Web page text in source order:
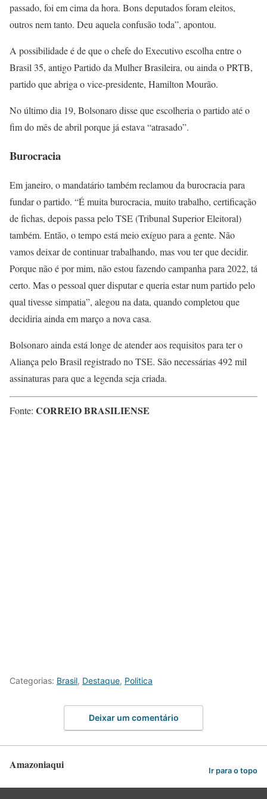
passado, foi em cima da hora. Bons deputados foram eleitos,
outros nem tanto. Deu aquela confusão toda”, apontou.
A possibilidade é de que o chefe do Executivo escolha entre o
Brasil 35, antigo Partido da Mulher Brasileira, ou ainda o PRTB,
partido que abriga o vice-presidente, Hamilton Mourão.
No último dia 19, Bolsonaro disse que escolheria o partido até o
fim do mês de abril porque já estava “atrasado”.
Burocracia
Em janeiro, o mandatário também reclamou da burocracia para
fundar o partido. “É muita burocracia, muito trabalho, certificação
de fichas, depois passa pelo TSE (Tribunal Superior Eleitoral)
também. Então, o tempo está meio exíguo para a gente. Não
vamos deixar de continuar trabalhando, mas vou ter que decidir.
Porque não é por mim, não estou fazendo campanha para 2022, tá
certo. Mas o pessoal quer disputar e queria estar num partido pelo
qual tivesse simpatia”, alegou na data, quando completou que
decidiria ainda em março a nova casa.
Bolsonaro ainda está longe de atender aos requisitos para ter o
Aliança pelo Brasil registrado no TSE. São necessárias 492 mil
assinaturas para que a legenda seja criada.
Fonte: CORREIO BRASILIENSE
Categorias: Brasil, Destaque, Politica
Deixar um comentário
Amazoniaqui Ir para o topo